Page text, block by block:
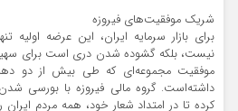
شریک موفقیت‌های فیروزه
برای بازار سرمایه ایران، این عرضه
نیست، بلکه گشوده شدن دری است برای
موفقیت مجموعه‌ای که طی بیش از دو
داشته‌است. گروه مالی فیروزه با بورسی
کرده تا در امتداد شعار خود، همه مردم